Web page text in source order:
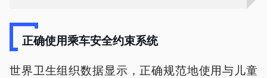
正确使用乘车安全约束系统
世界卫生组织数据显示，正确规范地使用与儿童